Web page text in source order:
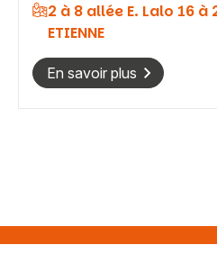
2 à 8 allée E. Lalo 16 à
ETIENNE
En savoir plus